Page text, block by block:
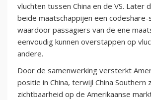
vluchten tussen China en de VS. Later
beide maatschappijen een codeshare-
waardoor passagiers van de ene
eenvoudig kunnen overstappen op
andere.
Door de samenwerking versterkt
positie in China, terwijl China Southern
zichtbaarheid op de Amerikaanse